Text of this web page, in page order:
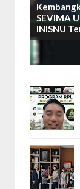
SEVIMA
INISNU